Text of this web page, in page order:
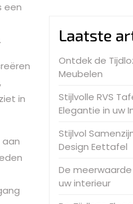
een
in
Laatste
Ontdek de
Meubelen
Stijlvolle RVS
Elegantie in uw
Stijlvol
Design Eettafel
De
uw interieur